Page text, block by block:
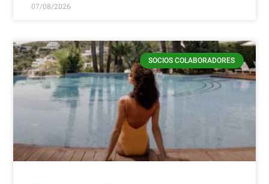
07/08/2026
SOCIOS COLABORADORES